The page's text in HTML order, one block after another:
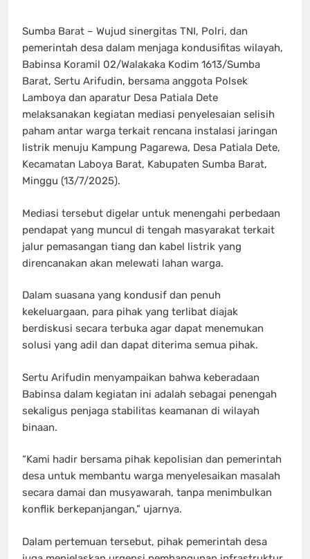
Sumba Barat – Wujud sinergitas TNI, Polri, dan
pemerintah desa dalam menjaga kondusifitas wilayah,
Babinsa Koramil 02/Walakaka Kodim 1613/Sumba
Barat, Sertu Arifudin, bersama anggota Polsek
Lamboya dan aparatur Desa Patiala Dete
melaksanakan kegiatan mediasi penyelesaian selisih
paham antar warga terkait rencana instalasi jaringan
listrik menuju Kampung Pagarewa, Desa Patiala Dete,
Kecamatan Laboya Barat, Kabupaten Sumba Barat,
Minggu (13/7/2025).
Mediasi tersebut digelar untuk menengahi perbedaan
pendapat yang muncul di tengah masyarakat terkait
jalur pemasangan tiang dan kabel listrik yang
direncanakan akan melewati lahan warga.
Dalam suasana yang kondusif dan penuh
kekeluargaan, para pihak yang terlibat diajak
berdiskusi secara terbuka agar dapat menemukan
solusi yang adil dan dapat diterima semua pihak.
Sertu Arifudin menyampaikan bahwa keberadaan
Babinsa dalam kegiatan ini adalah sebagai penengah
sekaligus penjaga stabilitas keamanan di wilayah
binaan.
“Kami hadir bersama pihak kepolisian dan pemerintah
desa untuk membantu warga menyelesaikan masalah
secara damai dan musyawarah, tanpa menimbulkan
konflik berkepanjangan,” ujarnya.
Dalam pertemuan tersebut, pihak pemerintah desa